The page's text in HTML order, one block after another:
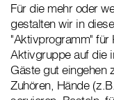
Für die mehr oder
gestalten wir in
"Aktivprogramm"
Aktivgruppe auf die
Gäste gut eingehen
Zuhören, Hände